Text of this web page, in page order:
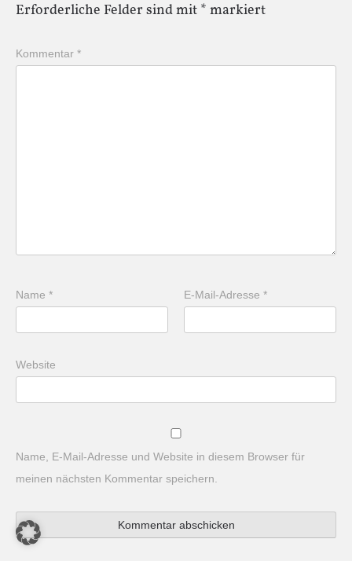
Erforderliche Felder sind mit * markiert
Kommentar *
Name * E-Mail-Adresse*
Website
Name, E-Mail-Adresse und Website in diesem Browser für
meinen nächsten Kommentar speichern.